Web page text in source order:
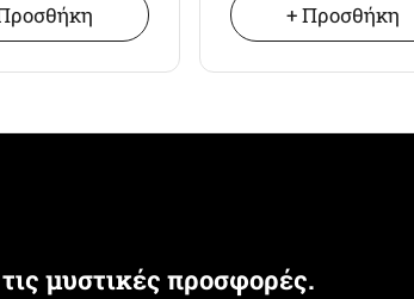
+ Προσθήκη
μυστικές προσφορές.